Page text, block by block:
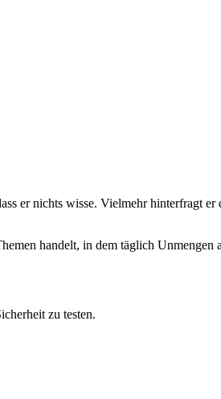
er nichts wisse. Vielmehr hinterfragt er
handelt, in dem täglich Unmengen
zu testen.